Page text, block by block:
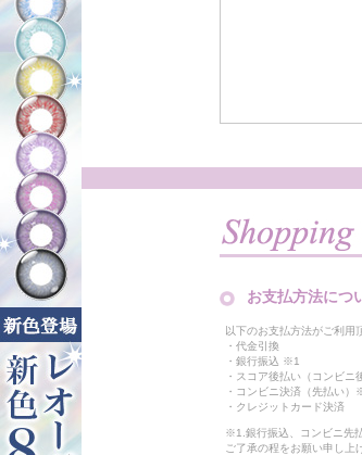
お支払方法につ
以下のお支払方法がご利用
・代金引換
・銀行振込 ※1
・スコア後払い（コンビ
・コンビニ決済（先払い）
・クレジットカード決済
※1.銀行振込、コンビニ先
ご了承の程をお願い申し上